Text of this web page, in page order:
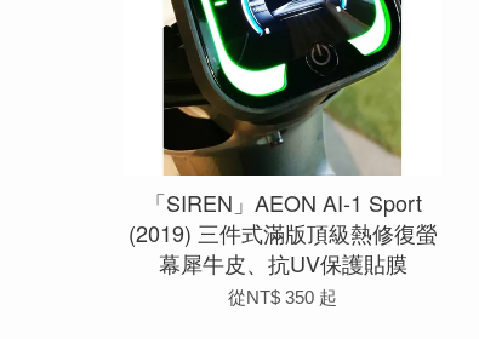
「SIREN」AEON AI-1 Sport
(2019) 三件式滿版頂級熱修復螢
幕犀牛皮、抗UV保護貼膜
從NT$ 350 起